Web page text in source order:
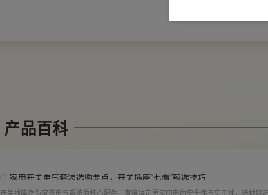
产品百科
家用开关电气套装选购要点，开关插座“七看”甄选技巧
开关插座作为家装电气系统的核心配件，直接决定居家用电的安全性与实用性，选材好坏